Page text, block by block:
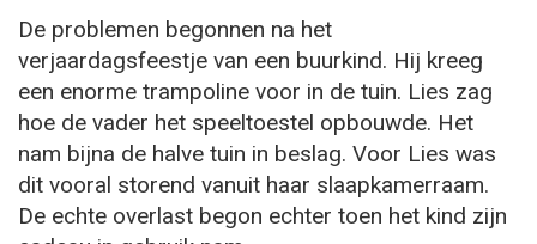
De problemen begonnen na het
verjaardagsfeestje van een buurkind. Hij kreeg
een enorme trampoline voor in de tuin. Lies zag
hoe de vader het speeltoestel opbouwde. Het
nam bijna de halve tuin in beslag. Voor Lies was
dit vooral storend vanuit haar slaapkamerraam.
De echte overlast begon echter toen het kind zijn